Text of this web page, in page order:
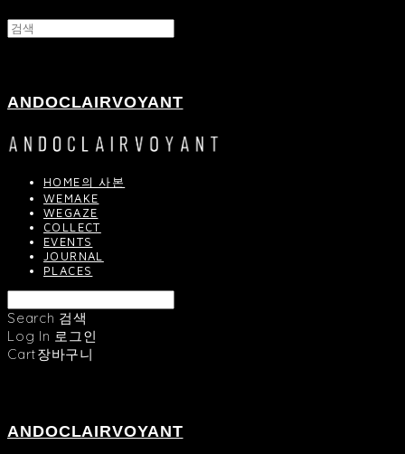
ANDOCLAIRVOYANT
HOME의 사본
WEMAKE
WEGAZE
COLLECT
EVENTS
JOURNAL
PLACES
Search 검색
Log In 로그인
Cart장바구니
ANDOCLAIRVOYANT